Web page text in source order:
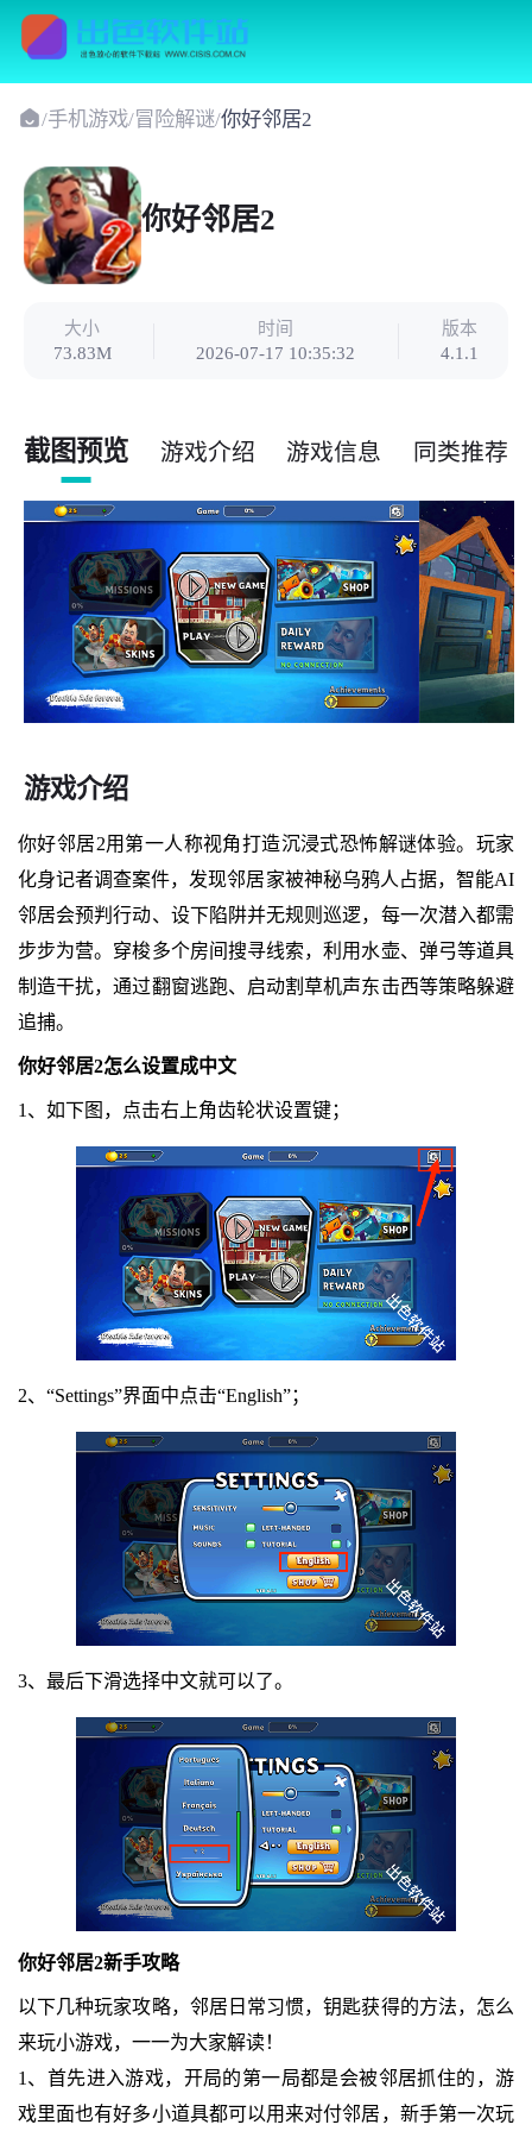
/手机游戏/冒险解谜/你好邻居2
你好邻居2
大小
73.83M
时间
2026-07-17 10:35:32
版本
4.1.1
截图预览 游戏介绍 游戏信息 同类推荐
游戏介绍
你好邻居2用第一人称视角打造沉浸式恐怖解谜体验。玩家
化身记者调查案件，发现邻居家被神秘乌鸦人占据，智能AI
邻居会预判行动、设下陷阱并无规则巡逻，每一次潜入都需
步步为营。穿梭多个房间搜寻线索，利用水壶、弹弓等道具
制造干扰，通过翻窗逃跑、启动割草机声东击西等策略躲避
追捕。
你好邻居2怎么设置成中文
1、如下图，点击右上角齿轮状设置键；
2、“Settings”界面中点击“English”；
3、最后下滑选择中文就可以了。
你好邻居2新手攻略
以下几种玩家攻略，邻居日常习惯，钥匙获得的方法，怎么
来玩小游戏，一一为大家解读！
1、首先进入游戏，开局的第一局都是会被邻居抓住的，游
戏里面也有好多小道具都可以用来对付邻居，新手第一次玩